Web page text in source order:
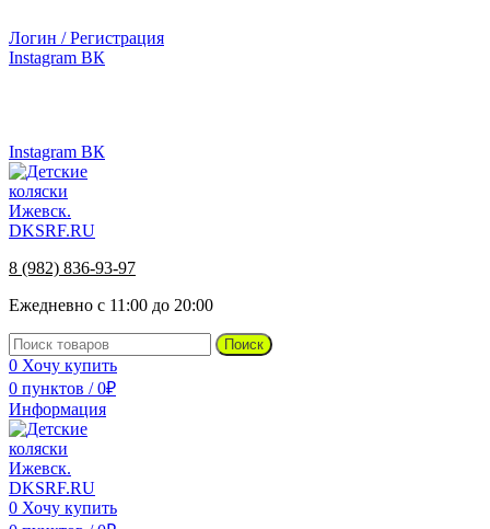
Логин / Регистрация
Instagram ВК
Instagram ВК
8 (982) 836-93-97
Ежедневно с 11:00 до 20:00
Поиск
0 Хочу купить
0 пунктов / 0₽
Информация
0 Хочу купить